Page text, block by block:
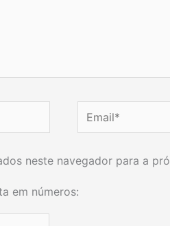
Email*
neste navegador para a
em números: